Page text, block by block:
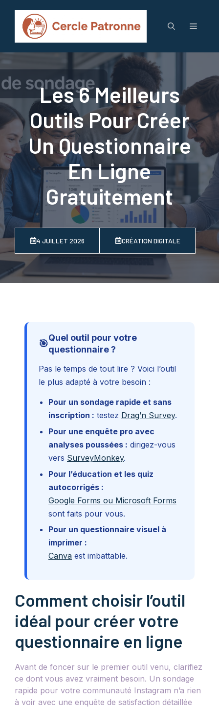
contenu
Menu
Les 6 Meilleurs
Outils Pour Créer
Un Questionnaire
En Ligne
Gratuitement
4 JUILLET 2026 CRÉATION DIGITALE
🎯
Quel outil pour votre
questionnaire ?
Pas le temps de tout lire ? Voici l’outil
le plus adapté à votre besoin :
Pour un sondage rapide et sans
inscription : testez Drag’n Survey.
Pour une enquête pro avec
analyses poussées : dirigez-vous
vers SurveyMonkey.
Pour l’éducation et les quiz
autocorrigés :
Google Forms ou Microsoft Forms
sont faits pour vous.
Pour un questionnaire visuel à
imprimer :
Canva est imbattable.
Comment choisir l’outil
idéal pour créer votre
questionnaire en ligne
Avant de foncer sur le premier outil venu, clarifiez
ce dont vous avez vraiment besoin. Un sondage
rapide pour votre communauté Instagram n’a rien
à voir avec une enquête de satisfaction détaillée